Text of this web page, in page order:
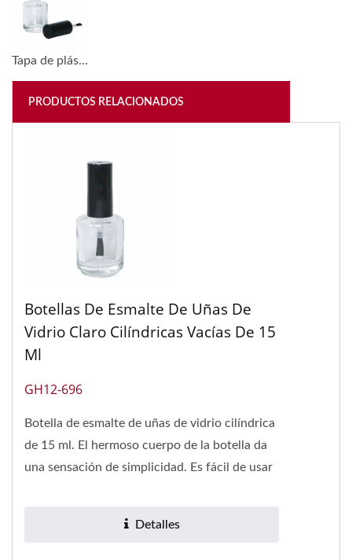
Tapa de plástico negra #12 y botella de esmalte de uñas de 15 ml
PRODUCTOS RELACIONADOS
Botellas De Esmalte De Uñas De
Vidrio Claro Cilíndricas Vacías De 15
Ml
GH12-696
Botella de esmalte de uñas de vidrio cilíndrica
de 15 ml. El hermoso cuerpo de la botella da
una sensación de simplicidad. Es fácil de usar
Detalles